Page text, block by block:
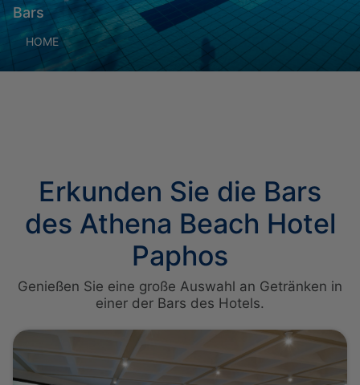
Bars
HOME
Erkunden Sie die Bars
des Athena Beach Hotel
Paphos
Genießen Sie eine große Auswahl an Getränken in
einer der Bars des Hotels.